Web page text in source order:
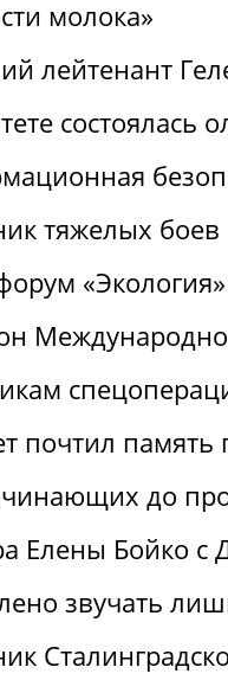
молока»
лейтенант
состоялась
тяжелых
почтил
до
Елены Бойко
звучать